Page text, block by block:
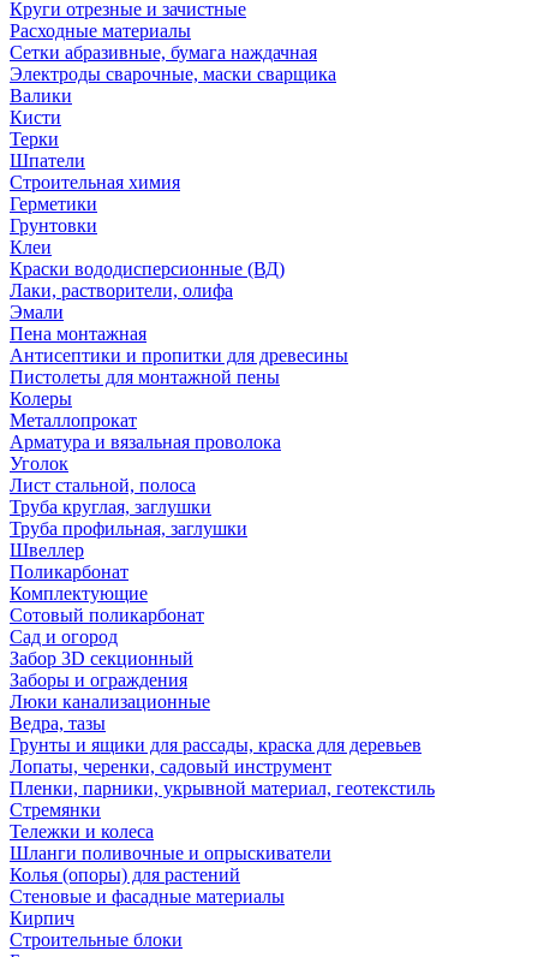
Круги отрезные и зачистные
Расходные материалы
Сетки абразивные, бумага наждачная
Электроды сварочные, маски сварщика
Валики
Кисти
Терки
Шпатели
Строительная химия
Герметики
Грунтовки
Клеи
Краски вододисперсионные (ВД)
Лаки, растворители, олифа
Эмали
Пена монтажная
Антисептики и пропитки для древесины
Пистолеты для монтажной пены
Колеры
Металлопрокат
Арматура и вязальная проволока
Уголок
Лист стальной, полоса
Труба круглая, заглушки
Труба профильная, заглушки
Швеллер
Поликарбонат
Комплектующие
Сотовый поликарбонат
Сад и огород
Забор 3D секционный
Заборы и ограждения
Люки канализационные
Ведра, тазы
Грунты и ящики для рассады, краска для деревьев
Лопаты, черенки, садовый инструмент
Пленки, парники, укрывной материал, геотекстиль
Стремянки
Тележки и колеса
Шланги поливочные и опрыскиватели
Колья (опоры) для растений
Стеновые и фасадные материалы
Кирпич
Строительные блоки